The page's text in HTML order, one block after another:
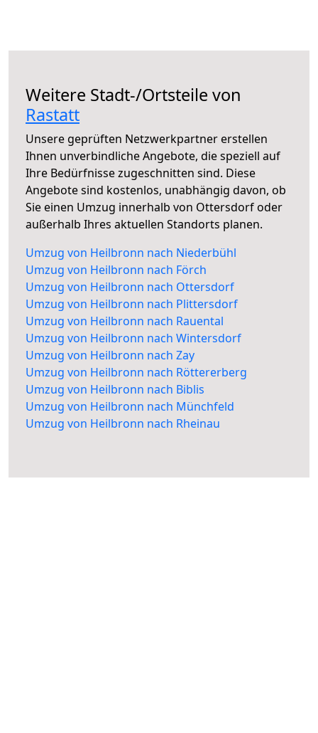
Weitere Stadt-/Ortsteile von
Rastatt
Unsere geprüften Netzwerkpartner erstellen
Ihnen unverbindliche Angebote, die speziell auf
Ihre Bedürfnisse zugeschnitten sind. Diese
Angebote sind kostenlos, unabhängig davon, ob
Sie einen Umzug innerhalb von Ottersdorf oder
außerhalb Ihres aktuellen Standorts planen.
Umzug von Heilbronn nach Niederbühl
Umzug von Heilbronn nach Förch
Umzug von Heilbronn nach Ottersdorf
Umzug von Heilbronn nach Plittersdorf
Umzug von Heilbronn nach Rauental
Umzug von Heilbronn nach Wintersdorf
Umzug von Heilbronn nach Zay
Umzug von Heilbronn nach Röttererberg
Umzug von Heilbronn nach Biblis
Umzug von Heilbronn nach Münchfeld
Umzug von Heilbronn nach Rheinau